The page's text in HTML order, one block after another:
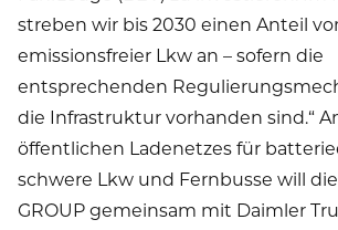
streben wir bis 2030 einen Anteil
emissionsfreier Lkw an – sofern die
entsprechenden
die Infrastruktur vorhanden sind.“
öffentlichen Ladenetzes für
schwere Lkw und Fernbusse will die
GROUP gemeinsam mit Daimler